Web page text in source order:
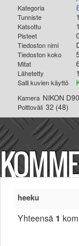
MUUT
VIP-jäsenyys
Paidat ja
Suunnittele oma
Mainostus
Palaute
Kevytversio
Kategoria
Tunniste
Katsottu
Pisteet
Tiedoston nimi
Tiedoston koko
Mitat
Lähetetty
Salli kuvien käyttö
Kamera NIKON D90
Polttoväli 32 (48)
heeku
Yhteensä 1